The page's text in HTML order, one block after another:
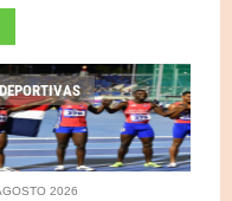
DEPORTIVAS
2026